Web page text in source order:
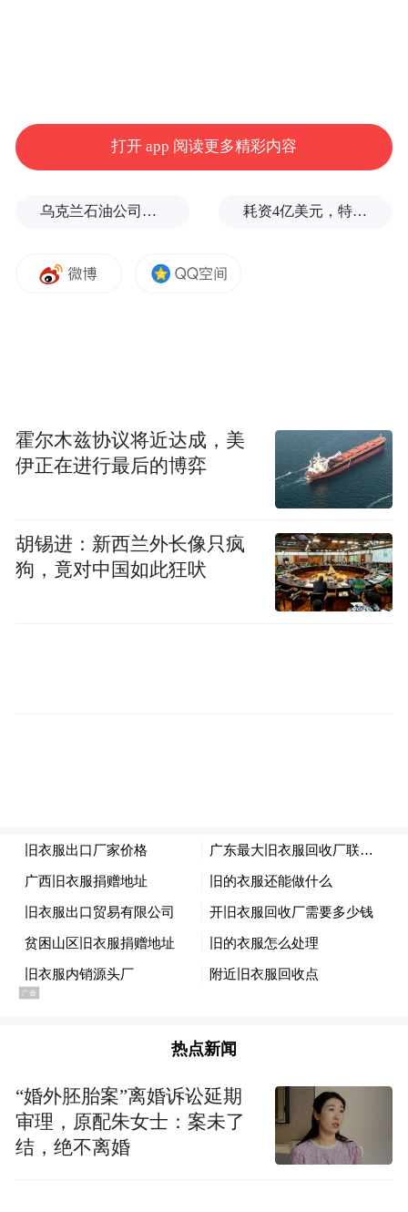
好,客户拓展量质并举,客户建设成效喜人。
(董渊晟)
“特别声明：以上作品内容(包括在内的视频、图片或音
布，本平台仅提供信息存储空间服务。
Notice: The content above (including the videos,
打开 app 阅读更多精彩内容
乌克兰石油公司设施遭遇大规模袭击 耗资4亿美元，特朗普的白宫宴会厅修建项目被叫停
霍尔木兹协议将近达成，美
伊正在进行最后的博弈
胡锡进：新西兰外长像只疯
狗，竟对中国如此狂吠
热点新闻
“婚外胚胎案”离婚诉讼延期
审理，原配朱女士：案未了
结，绝不离婚